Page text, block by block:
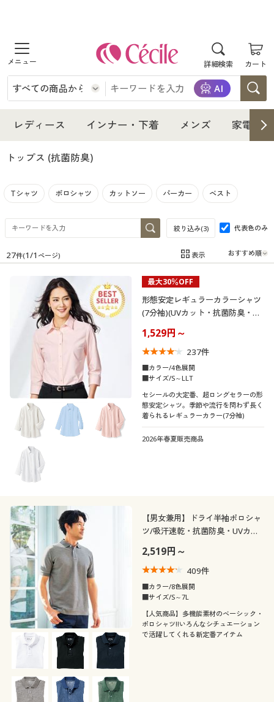
詳細検索 カート
商品を探す
レディース
レディースファッション
女性下着
インナー・下着
インナー・下着通販すべて
女性下着
メンズ下着
ジュニア・ティーンズ下着
メンズ
メンズ通販すべて
メンズファッション
メンズ下着
家電・雑貨
家電・雑貨すべて
家電
キッチン・雑貨・日用品
寝具・インテリア・家具
寝具・インテリア・家具通販すべて
家具・収納
寝具・ベッド
カーテン・ラグ・ファブリック
美容・健康
美容・健康通販すべて
美容・健康・サプリメント
制服・スクール
制服・スクールすべて
制服・学生服
ジュニア・ティーンズ下着
大きいサイズ
大きいサイズ通販すべて
大きいサイズ レディース服
大きいサイズ レディース下着
大きいサイズ メンズ
バーゲン
バーゲンセール
シークレットセール
詳細検索
商品カテゴリ一覧
カタログ
カタログ・チラシからのご注文
デジタルカタログ
カタログ無料プレゼント
会員メニュー
マイページ
閲覧履歴
お気に入り
レディース インナー・下着 メンズ 家電・
トップス (抗菌防臭)
Tシャツ ポロシャツ カットソー パーカー ベスト
絞り込み(3) 代表色のみ
在庫 在庫のある商品のみ表示
カテゴリ
(4〜4.9)
(3〜3.9)
レディースサ
イズ
LL 3L
メンズサイズ
S LL 3L 4L
5L
カラー
こだわり条件
で絞り込む
柄・デザイン
27件(1/1 ページ) 表示
最大30％OFF
形態安定レギュラーカラーシャツ
(7分袖)(UVカット・抗菌防臭・洗
1,529円～
237件
■カラー/4色展開
■サイズ/S～LLT
セシールの大定番、超ロングセラーの形
態安定シャツ。季節や流行を問わず長く
着られるレギュラーカラー(7分袖)
2026年春夏販売商品
【男女兼用】ドライ半袖ポロシャ
ツ/吸汗速乾・抗菌防臭・UVカッ
2,519円～
409件
■カラー/8色展開
■サイズ/S～7L
【人気商品】多機能素材のベーシック・
ポロシャツ!!いろんなシチュエーション
で活躍してくれる新定番アイテム